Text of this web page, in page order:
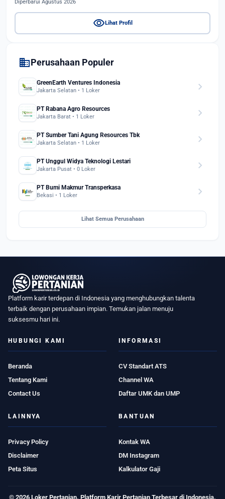
Diperbarui Agustus 2026
visibility Lihat Profil
domainPerusahaan Populer
GreenEarth Ventures Indonesia
Jakarta Selatan • 1 Loker chevron_right
PT Rabana Agro Resources
Jakarta Barat • 1 Loker chevron_right
PT Sumber Tani Agung Resources Tbk
Jakarta Selatan • 1 Loker chevron_right
PT Unggul Widya Teknologi Lestari
Jakarta Pusat • 0 Loker chevron_right
PT Bumi Makmur Transperkasa
Bekasi • 1 Loker chevron_right
Lihat Semua Perusahaan
Platform karir terdepan di Indonesia yang menghubungkan talenta
terbaik dengan perusahaan impian. Temukan jalan menuju
suksesmu hari ini.
HUBUNGI KAMI
Beranda
Tentang Kami
Contact Us
INFORMASI
CV Standart ATS
Channel WA
Daftar UMK dan UMP
LAINNYA
Privacy Policy
Disclaimer
Peta Situs
BANTUAN
Kontak WA
DM Instagram
Kalkulator Gaji
© 2026 Loker Pertanian. Platform Karir Pertanian Terbesar di Indonesia.